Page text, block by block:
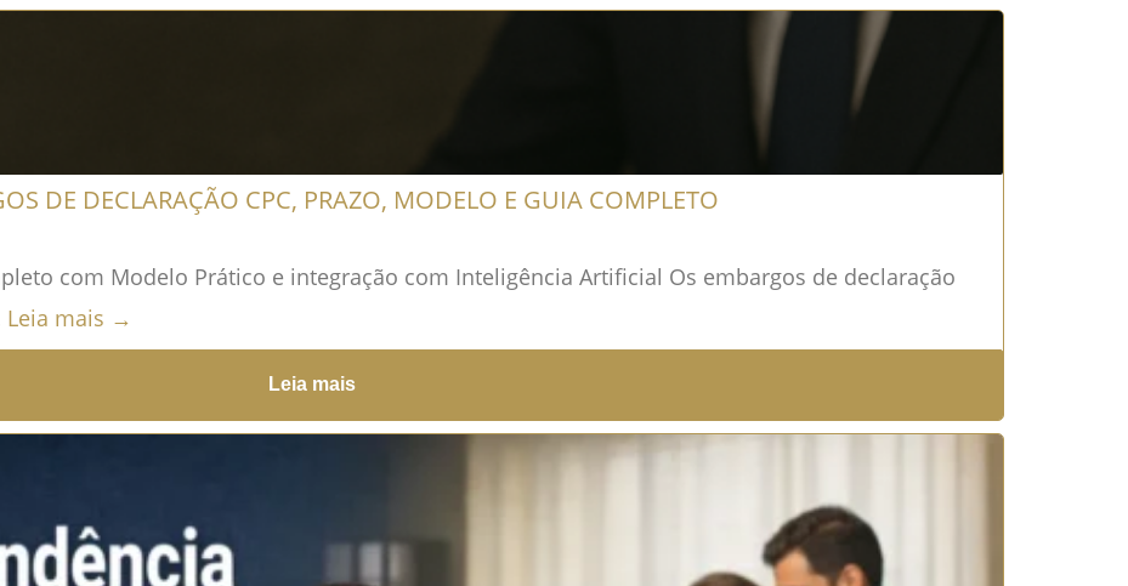
DE DECLARAÇÃO CPC, PRAZO, MODELO E GUIA COMPLETO
com Modelo Prático e integração com Inteligência Artificial Os embargos de declaração
Leia mais →
Leia mais